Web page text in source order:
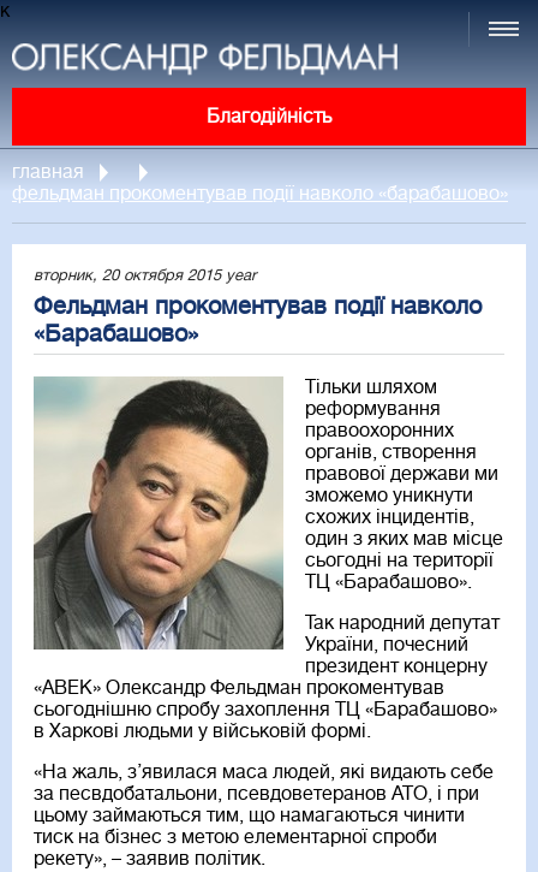
к
Благодійність
главная
фельдман прокоментував події навколо «барабашово»
вторник, 20 октября 2015 year
Фельдман прокоментував події навколо
«Барабашово»
Тільки шляхом
реформування
правоохоронних
органів, створення
правової держави ми
зможемо уникнути
схожих інцидентів,
один з яких мав місце
сьогодні на території
ТЦ «Барабашово».
Так народний депутат
України, почесний
президент концерну
«АВЕК» Олександр Фельдман прокоментував
сьогоднішню спробу захоплення ТЦ «Барабашово»
в Харкові людьми у військовій формі.
«На жаль, з’явилася маса людей, які видають себе
за песвдобатальони, псевдоветеранов АТО, і при
цьому займаються тим, що намагаються чинити
тиск на бізнес з метою елементарної спроби
рекету», – заявив політик.